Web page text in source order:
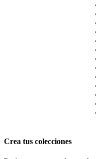
Crea tus colecciones